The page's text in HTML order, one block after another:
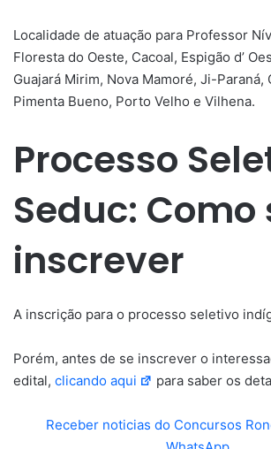
Localidade de atuação para Professor
Floresta do Oeste, Cacoal, Espigão d’
Guajará Mirim, Nova Mamoré, Ji-Paraná,
Pimenta Bueno, Porto Velho e Vilhena.
Processo
Seduc: Como
inscrever
A inscrição para o processo seletivo
Porém, antes de se inscrever o
edital, clicando aqui para saber os
Receber noticias do Concursos